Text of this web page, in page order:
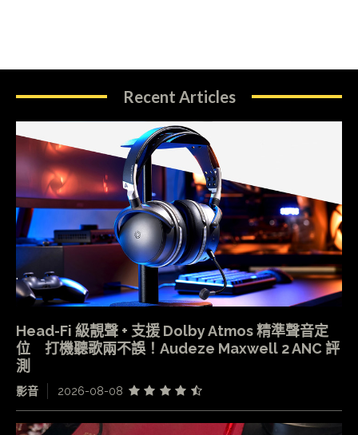
Recent Articles
Head-Fi 級靚聲 + 支援 Dolby Atmos 精準聲音定
位 打機聽歌兩不誤！Audeze Maxwell 2 ANC 評
測
影音 2026-08-08